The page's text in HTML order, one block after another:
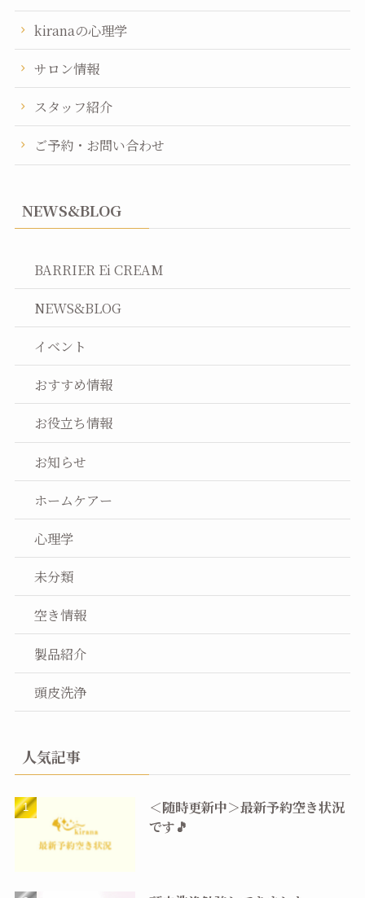
kiranaの心理学
サロン情報
スタッフ紹介
ご予約・お問い合わせ
NEWS&BLOG
BARRIER Ei CREAM
NEWS&BLOG
イベント
おすすめ情報
お役立ち情報
お知らせ
ホームケアー
心理学
未分類
空き情報
製品紹介
頭皮洗浄
人気記事
＜随時更新中＞最新予約空き状況
です🎵